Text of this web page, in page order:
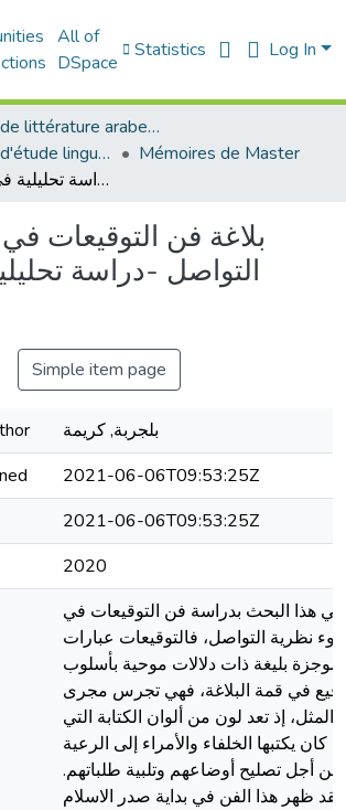
All of
DSpace
Statistics Log In
Faculté de littérature arabe et des arts
Département d'étude linguistique
Mémoires de Master
بلاغة فن التوقيعات في ضوء نظرية التواصل -دراسة تحليلية في نماذج مختارة
بلاغة فن التوقيعات
التواصل -دراسة
Simple item page
بلجربة, كريمة
2021-06-06T09:53:25Z
2021-06-06T09:53:25Z
2020
هذا البحث بدراسة فن التوقيعات في
نظرية التواصل، فالتوقيعات عبارات
موجزة بليغة ذات دلالات موحية بأسلوب
في قمة البلاغة، فهي تجرس مجرى
المثل، إذ تعد لون من ألوان الكتابة التي
كان يكتبها الخلفاء والأمراء إلى الرعية
من أجل تصليح أوضاعهم وتلبية طلباتهم.
فقد ظهر هذا الفن في بداية صدر الاسلام